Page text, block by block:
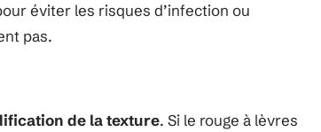
éviter les risques d’infection ou
pas.
de la texture. Si le rouge à lèvres